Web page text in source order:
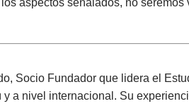
aspectos señalados, no
Socio Fundador que lidera el
a nivel internacional. Su